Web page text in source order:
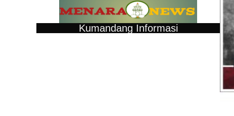
Kumandang Informasi